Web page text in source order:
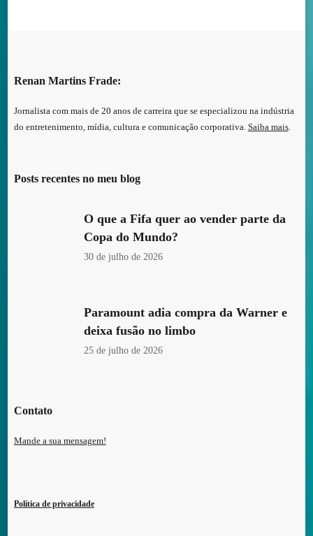
Renan Martins Frade:
Jornalista com mais de 20 anos de carreira que se especializou na indústria
do entretenimento, mídia, cultura e comunicação corporativa. Saiba mais.
Posts recentes no meu blog
O que a Fifa quer ao vender parte da
Copa do Mundo?
30 de julho de 2026
Paramount adia compra da Warner e
deixa fusão no limbo
25 de julho de 2026
Contato
Mande a sua mensagem!
Política de privacidade